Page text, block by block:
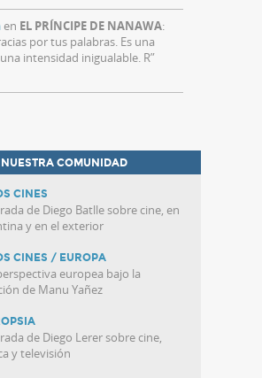
en EL PRÍNCIPE DE NANAWA:
por tus palabras. Es una
intensidad inigualable. R”
NUESTRA COMUNIDAD
CINES
de Diego Batlle sobre cine, en
y en el exterior
CINES / EUROPA
europea bajo la
de Manu Yañez
de Diego Lerer sobre cine,
y televisión